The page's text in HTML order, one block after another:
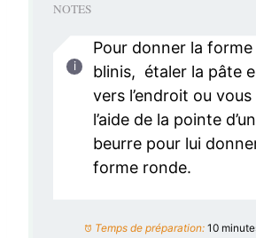
NOTES
Pour donner la
blinis, étaler la pâte
vers l’endroit ou
l’aide de la pointe
beurre pour lui
forme ronde.
Temps de préparation: 10